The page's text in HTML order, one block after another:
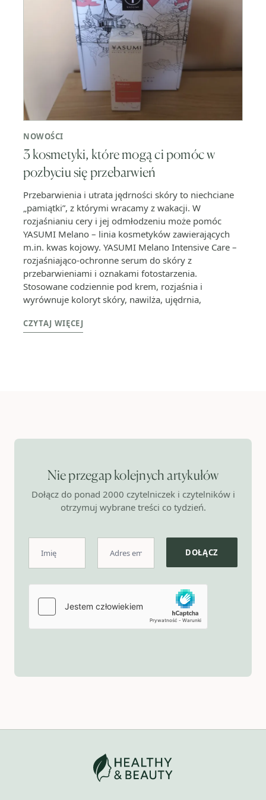
NOWOŚCI
3 kosmetyki, które mogą ci pomóc w
pozbyciu się przebarwień
Przebarwienia i utrata jędrności skóry to niechciane
„pamiątki”, z którymi wracamy z wakacji. W
rozjaśnianiu cery i jej odmłodzeniu może pomóc
YASUMI Melano – linia kosmetyków zawierających
m.in. kwas kojowy. YASUMI Melano Intensive Care –
rozjaśniająco-ochronne serum do skóry z
przebarwieniami i oznakami fotostarzenia.
Stosowane codziennie pod krem, rozjaśnia i
wyrównuje koloryt skóry, nawilża, ujędrnia,
CZYTAJ WIĘCEJ
Nie przegap kolejnych artykułów
Dołącz do ponad 2000 czytelniczek i czytelników i
otrzymuj wybrane treści co tydzień.